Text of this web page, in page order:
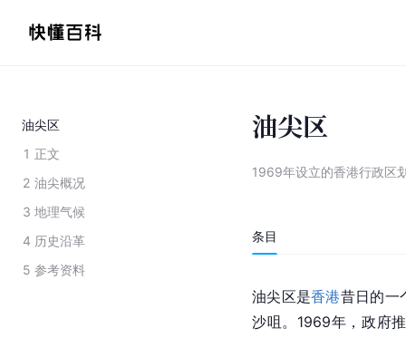
油尖区
1 正文
2 油尖概况
3 地理气候
4 历史沿革
5 参考资料
油尖区
1969年设立的香港行政区
条目
油尖区是香港昔日的一
沙咀。1969年，政府